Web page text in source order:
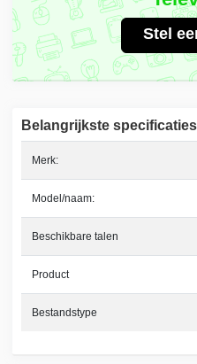
Stel
Belangrijkste specificaties
Merk:
Model/naam:
Beschikbare talen
Product
Bestandstype